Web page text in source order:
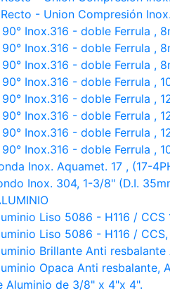
- Union Compresión
Inox.316 - doble Ferrula ,
Inox.316 - doble Ferrula ,
Inox.316 - doble Ferrula ,
Inox.316 - doble Ferrula ,
Inox.316 - doble Ferrula ,
Inox.316 - doble Ferrula ,
Inox.316 - doble Ferrula ,
Inox.316 - doble Ferrula ,
Inox. Aquamet. 17 , (17-
Inox. 304, 1-3/8" (D.I.
Liso 5086 - H116 / CCS
Liso 5086 - H116 /
Brillante Anti
Opaca Anti resbalante,
Aluminio de 3/8" x 4"x 4".